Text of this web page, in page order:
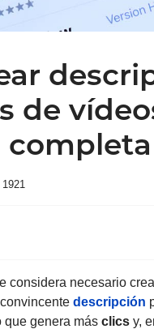
de
completa
considera necesario
descripción
que genera más clics y,